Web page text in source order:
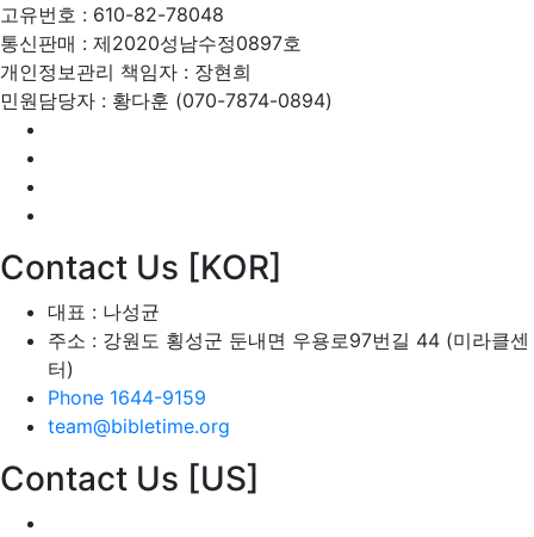
고유번호 : 610-82-78048
통신판매 : 제2020성남수정0897호
개인정보관리 책임자 : 장현희
민원담당자 : 황다훈 (070-7874-0894)
Contact Us [KOR]
대표 : 나성균
주소 : 강원도 횡성군 둔내면 우용로97번길 44 (미라클센
터)
Phone 1644-9159
team@bibletime.org
Contact Us [US]